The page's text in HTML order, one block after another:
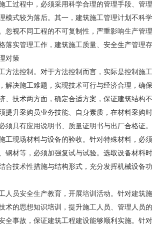
工过程中，必须采用科学合理的管理手段、管
模式较为落后。其一，建筑施工管理计划不科
忽视不同工程的不可复制性，严重影响生产管
实管理工作，建筑施工质量、安全生产管理存
对策
法控制。对于方法控制而言，实际是控制施
解决施工难题，实现技术可行与经济合理，确
、技术两方面，确定合适方案，保证建筑结构
提升采购员业务技能、自身素质，在材料采购
须具有应用说明书、质量证明书与出厂合格证
工现场材料与设备的验收。针对特殊材料，必
钢材等，必须加强复试与试验。选取设备材料
合技术性措施与结构形式，充分发挥机械设备
员安全生产教育，开展培训活动。针对建筑
术的思想知识培训，提升施工人员、管理人员
全事故，保证建筑工程建设能够顺利实施。针